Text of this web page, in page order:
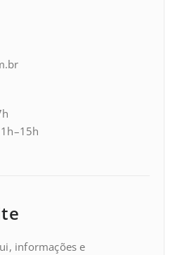
informações e